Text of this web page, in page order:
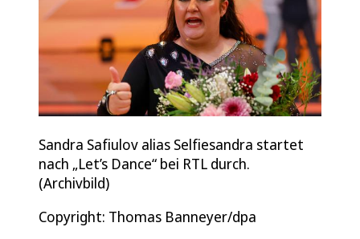
Sandra Safiulov alias Selfiesandra startet
nach „Let’s Dance“ bei RTL durch.
(Archivbild)
Copyright: Thomas Banneyer/dpa